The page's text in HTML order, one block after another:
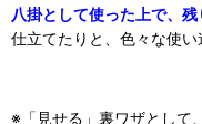
八掛として使った上で、
仕立てたりと、色々な使い
※「見せる」裏ワザとして